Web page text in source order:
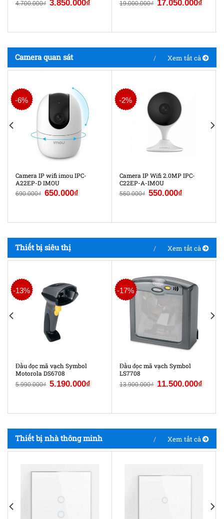
4.700.000₫ 3.850.000₫ 19.000.000₫ 17.050.000₫
Camera quan sát Xem tất cả
-6%
Camera IP wifi imou IPC-
A22EP-D IMOU
690.000₫ 650.000₫
-2%
Camera IP Wifi 2.0MP IPC-
C22EP-A-IMOU
560.000₫ 550.000₫
Thiết bị siêu thị Xem tất cả
-13%
Đầu đọc mã vạch Symbol
Motorola DS6708
5.990.000₫ 5.190.000₫
-17%
Đầu đọc mã vạch Symbol
LS7708
13.900.000₫ 11.500.000₫
Thiết bị nhà thông minh Xem tất cả